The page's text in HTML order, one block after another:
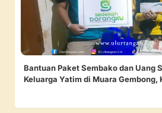
Bantuan Paket Sembako dan Uang
Keluarga Yatim di Muara Gembong,